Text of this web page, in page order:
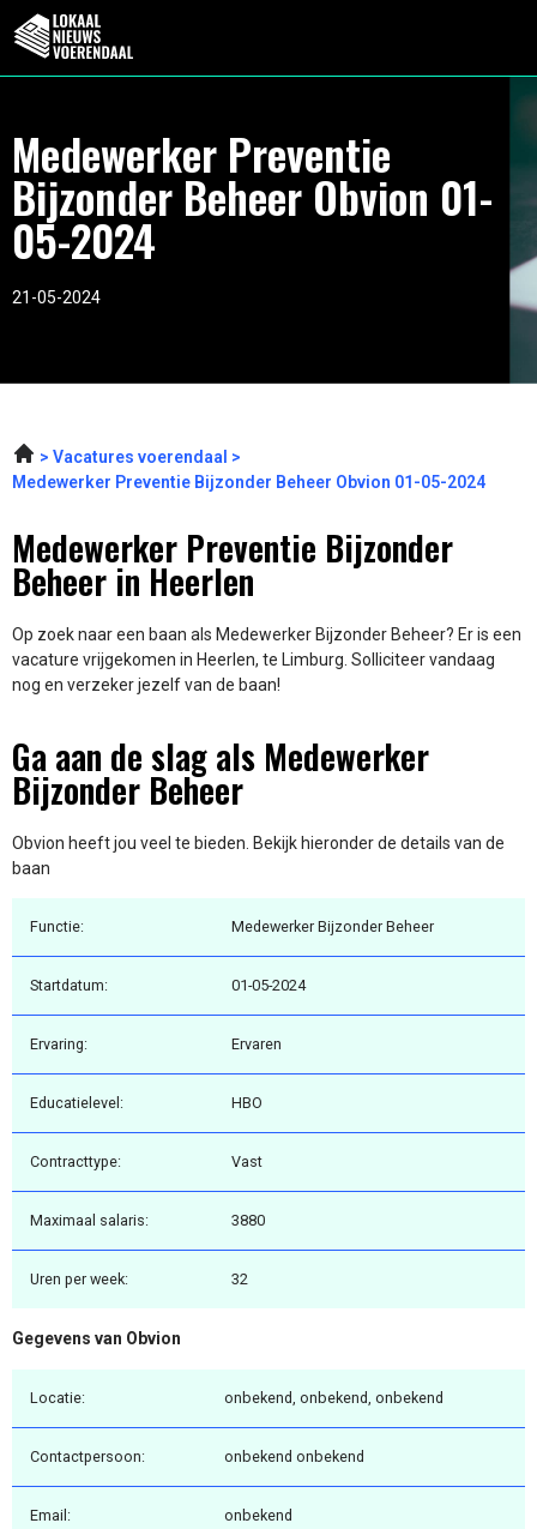
Medewerker Preventie
Bijzonder Beheer Obvion 01-
05-2024
21-05-2024
Vacatures voerendaal
Medewerker Preventie Bijzonder Beheer Obvion 01-05-2024
Medewerker Preventie Bijzonder
Beheer in Heerlen
Op zoek naar een baan als Medewerker Bijzonder Beheer? Er is een
vacature vrijgekomen in Heerlen, te Limburg. Solliciteer vandaag
nog en verzeker jezelf van de baan!
Ga aan de slag als Medewerker
Bijzonder Beheer
Obvion heeft jou veel te bieden. Bekijk hieronder de details van de
baan
Functie: Medewerker Bijzonder Beheer
Startdatum: 01-05-2024
Ervaring: Ervaren
Educatielevel: HBO
Contracttype: Vast
Maximaal salaris: 3880
Uren per week: 32
Gegevens van Obvion
Locatie: onbekend, onbekend, onbekend
Contactpersoon: onbekend onbekend
Email: onbekend